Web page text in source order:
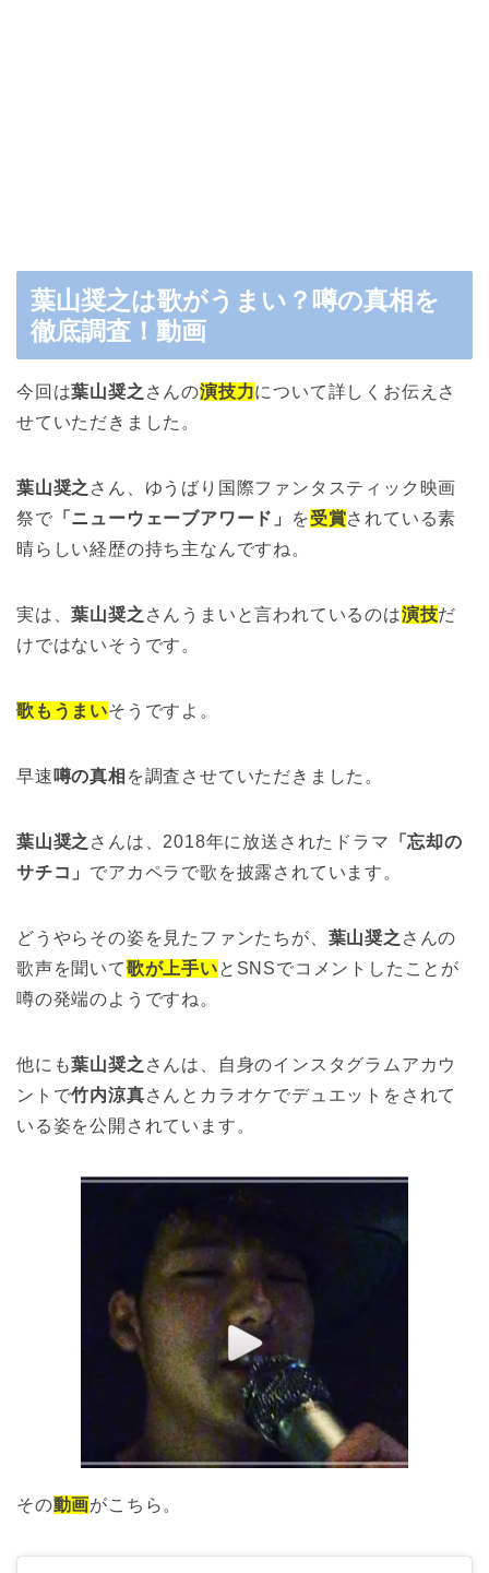
葉山奨之は歌がうまい？噂の真相を
徹底調査！動画
今回は葉山奨之 さんの演技力について詳しくお伝えさ
せていただきました。
葉山奨之 さん、ゆうばり国際ファンタスティック映画
祭で 「ニューウェーブアワード」 を受賞されている素
晴らしい経歴の持ち主なんですね。
実は、葉山奨之 さんうまいと言われているのは演技だ
けではないそうです。
歌もうまいそうですよ。
早速 噂の真相 を調査させていただきました。
葉山奨之 さんは、2018年に放送されたドラマ 「忘却の
サチコ」 でアカペラで歌を披露されています。
どうやらその姿を見たファンたちが、 葉山奨之 さんの
歌声を聞いて歌が上手いとSNSでコメントしたことが
噂の発端のようですね。
他にも葉山奨之 さんは、自身のインスタグラムアカウ
ントで竹内涼真さんとカラオケでデュエットをされて
いる姿を公開されています。
その動画がこちら。